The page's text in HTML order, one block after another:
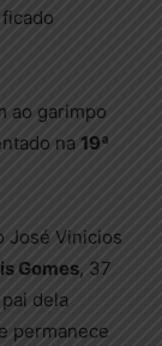
ao garimpo
na 19ª
José Vinicios
Gomes, 37
dela
permanece